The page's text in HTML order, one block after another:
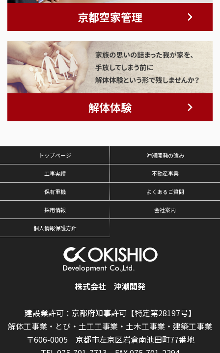
京都空家管理
解体体験
トップページ 沖潮開発の強み
工事実績 不動産事業
保有重機 よくあるご質問
採用情報 会社案内
個人情報保護方針
株式会社 沖潮開発
建設業許可：京都府知事許可【特定第28197号】
解体工事業・とび・土工工事業・土木工事業・建築工事業
〒606-0005 京都市左京区岩倉南池田町77番地